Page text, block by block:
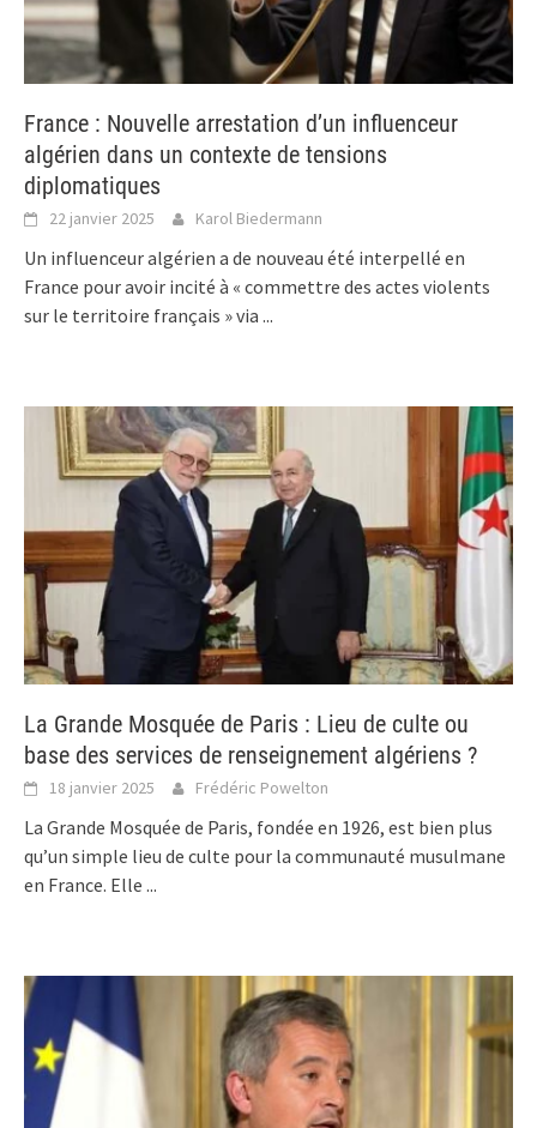
France : Nouvelle arrestation d’un influenceur
algérien dans un contexte de tensions
diplomatiques
22 janvier 2025 Karol Biedermann
Un influenceur algérien a de nouveau été interpellé en
France pour avoir incité à « commettre des actes violents
sur le territoire français » via ...
La Grande Mosquée de Paris : Lieu de culte ou
base des services de renseignement algériens ?
18 janvier 2025 Frédéric Powelton
La Grande Mosquée de Paris, fondée en 1926, est bien plus
qu’un simple lieu de culte pour la communauté musulmane
en France. Elle ...